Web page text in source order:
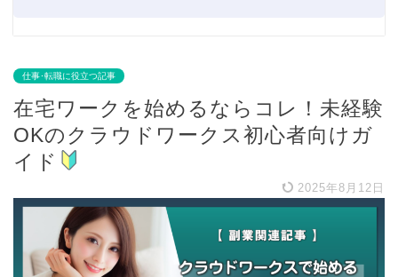
仕事･転職に役立つ記事
在宅ワークを始めるならコレ！未経験
OKのクラウドワークス初心者向けガ
イド
2025年8月12日